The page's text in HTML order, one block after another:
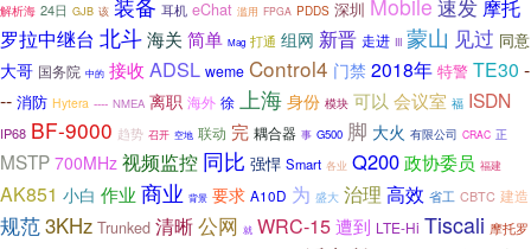
解析海 24日 GJB 该 装备 耳机 eChat 滥用 FPGA PDDS 深圳 Mobile 速发 摩托
罗拉中继台 北斗海关 简单 Mag 打通 组网 新晋 走进 III 蒙山 见过 同意
大哥 国务院 中的 接收 ADSL weme Control4 门禁 2018年 特警 TE30 -
-- 消防 Hytera ---- NMEA 离职 海外 徐 上海 身份 模块 可以 会议室 福 ISDN
IP68 BF-9000 趋势 召开 空地 联动 完 耦合器 事 G500 脚 大火 有限公司 CRAC 正
MSTP 700MHz 视频监控 同比 强悍 Smart 各业 Q200政协委员 福建
AK851 小白 作业 商业 背景 要求 A10D 为 盛大 治理 高效 省工 CBTC 建造
规范3KHz Trunked 清晰公网 就 WRC-15遭到 LTE-Hi Tiscali 摩托罗